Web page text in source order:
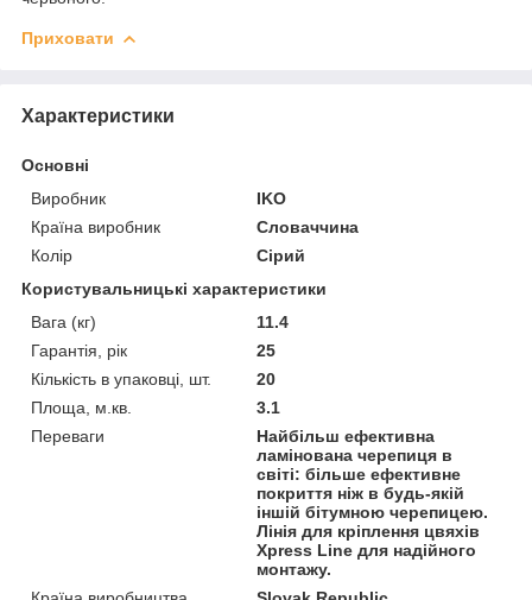
Приховати
Характеристики
Основні
Виробник
IKO
Країна виробник
Словаччина
Колір
Сірий
Користувальницькі характеристики
Вага (кг)
11.4
Гарантія, рік
25
Кількість в упаковці, шт.
20
Площа, м.кв.
3.1
Переваги
Найбільш ефективна
ламінована черепиця в
світі: більше ефективне
покриття ніж в будь-якій
іншій бітумною черепицею.
Лінія для кріплення цвяхів
Xpress Line для надійного
монтажу.